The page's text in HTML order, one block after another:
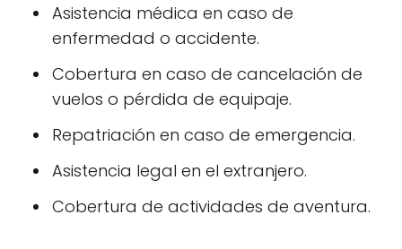
Asistencia médica en caso de
enfermedad o accidente.
Cobertura en caso de cancelación de
vuelos o pérdida de equipaje.
Repatriación en caso de emergencia.
Asistencia legal en el extranjero.
Cobertura de actividades de aventura.